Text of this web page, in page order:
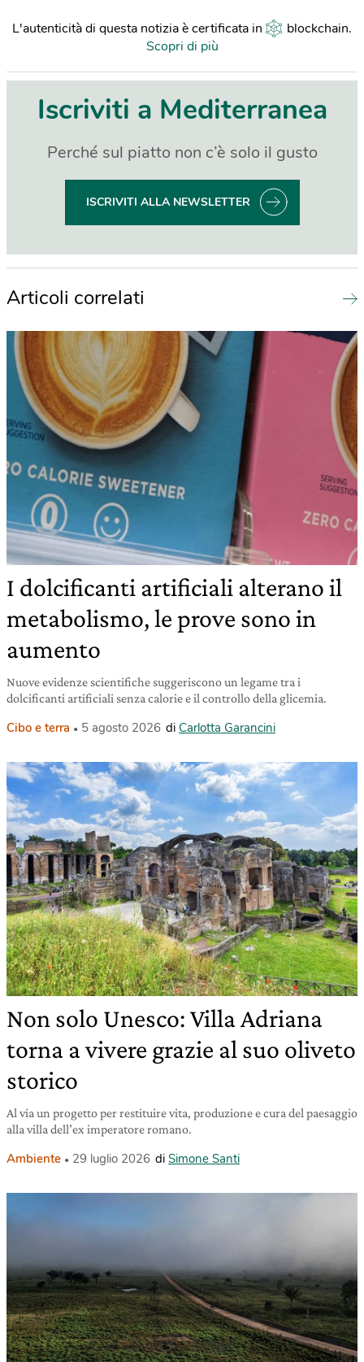
L'autenticità di questa notizia è certificata in blockchain.
Scopri di più
Iscriviti a Mediterranea
Perché sul piatto non c’è solo il gusto
ISCRIVITI ALLA NEWSLETTER
Articoli correlati
I dolcificanti artificiali alterano il
metabolismo, le prove sono in
aumento
Nuove evidenze scientifiche suggeriscono un legame tra i
dolcificanti artificiali senza calorie e il controllo della glicemia.
Cibo e terra 5 agosto 2026 di Carlotta Garancini
Non solo Unesco: Villa Adriana
torna a vivere grazie al suo oliveto
storico
Al via un progetto per restituire vita, produzione e cura del paesaggio
alla villa dell’ex imperatore romano.
Ambiente 29 luglio 2026 di Simone Santi